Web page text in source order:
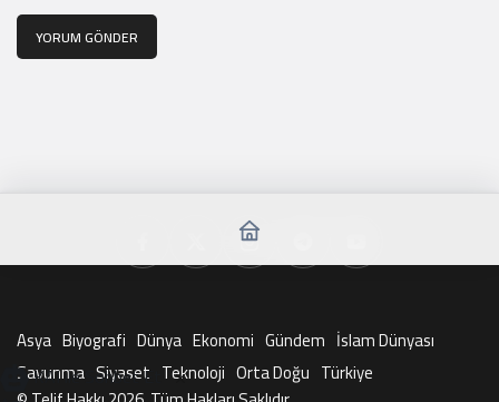
YORUM GÖNDER
Asya Biyografi Dünya Ekonomi Gündem İslam Dünyası
Savunma Siyaset Teknoloji Orta Doğu Türkiye
KAI ile Sohbet Et